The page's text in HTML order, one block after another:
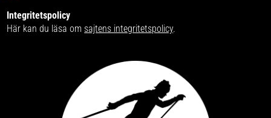
Integritetspolicy
Här kan du läsa om sajtens integritetspolicy.